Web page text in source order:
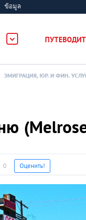
ข้อมูล
ЭМИГРАЦИЯ, ЮР. И ФИН.
0 Оценить!